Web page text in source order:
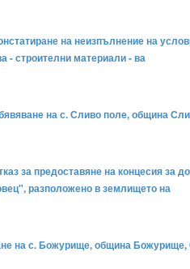
на неизпълнение на
- строителни материали - ва
на с. Сливо поле, община
за предоставяне на концесия за
разположено в землището на
на с. Божурище, община Божурище,